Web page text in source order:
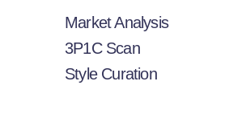
Market Analysis
3P1C Scan
Style Curation